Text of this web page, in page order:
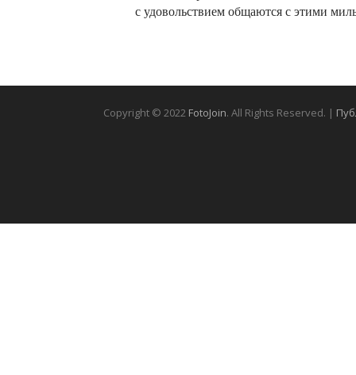
с удовольствием общаются с этими
Copyright © 2022 FotoJoin. All Rights Reserved. |